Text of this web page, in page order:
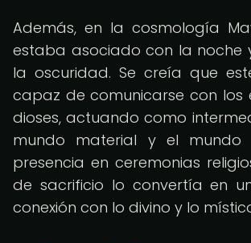
Además, en la cosmología
estaba asociado con la noche
la oscuridad. Se creía que
capaz de comunicarse con los
dioses, actuando como
mundo material y el mundo
presencia en ceremonias
de sacrificio lo convertía en
conexión con lo divino y lo